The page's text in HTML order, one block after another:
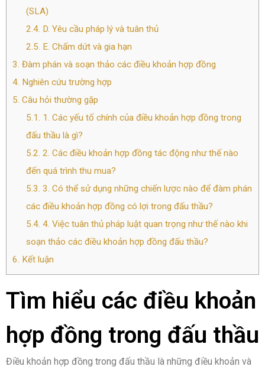
(SLA)
2.4. D. Yêu cầu pháp lý và tuân thủ
2.5. E. Chấm dứt và gia hạn
3. Đàm phán và soạn thảo các điều khoản hợp đồng
4. Nghiên cứu trường hợp
5. Câu hỏi thường gặp
5.1. 1. Các yếu tố chính của điều khoản hợp đồng trong
đấu thầu là gì?
5.2. 2. Các điều khoản hợp đồng tác động như thế nào
đến quá trình thu mua?
5.3. 3. Có thể sử dụng những chiến lược nào để đàm phán
các điều khoản hợp đồng có lợi trong đấu thầu?
5.4. 4. Việc tuân thủ pháp luật quan trọng như thế nào khi
soạn thảo các điều khoản hợp đồng đấu thầu?
6. Kết luận
Tìm hiểu các điều khoản
hợp đồng trong đấu thầu
Điều khoản hợp đồng trong đấu thầu là những điều khoản và